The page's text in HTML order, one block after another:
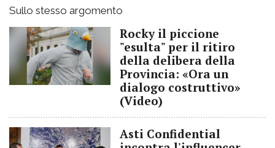
Sullo stesso argomento
Rocky il piccione
"esulta" per il ritiro
della delibera della
Provincia: «Ora un
dialogo costruttivo»
(Video)
Asti Confidential